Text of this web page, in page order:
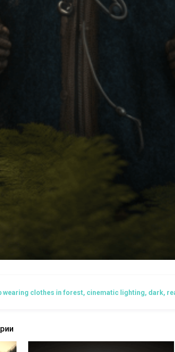
wearing clothes in forest, cinematic lighting, dark,